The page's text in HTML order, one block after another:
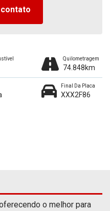
Quilometragem
74.848km
Final Da Placa
XXX2F86
o melhor para